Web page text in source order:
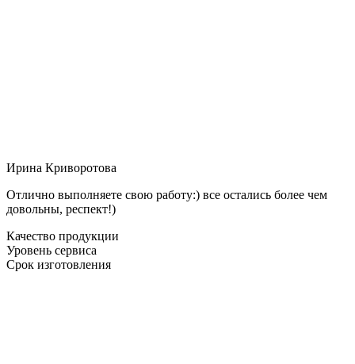
Ирина Криворотова
Отлично выполняете свою работу:) все остались более чем
довольны, респект!)
Качество продукции
Уровень сервиса
Срок изготовления